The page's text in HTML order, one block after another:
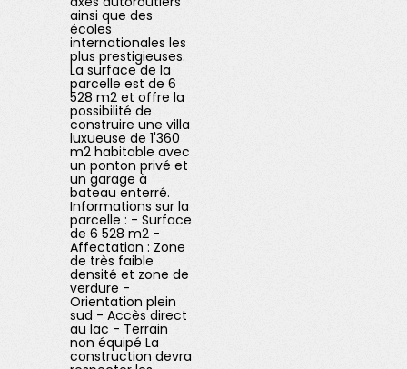
ainsi que des
écoles
internationales les
plus prestigieuses.
La surface de la
parcelle est de 6
528 m2 et offre la
possibilité de
construire une villa
luxueuse de 1'360
m2 habitable avec
un ponton privé et
un garage à
bateau enterré.
Informations sur la
parcelle : - Surface
de 6 528 m2 -
Affectation : Zone
de très faible
densité et zone de
verdure -
Orientation plein
sud - Accès direct
au lac - Terrain
non équipé La
construction devra